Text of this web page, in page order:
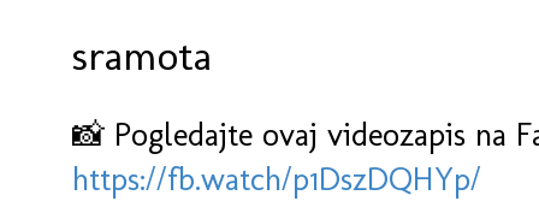
sramota
📸 Pogledajte ovaj videozapis na
https://fb.watch/p1DszDQHYp/